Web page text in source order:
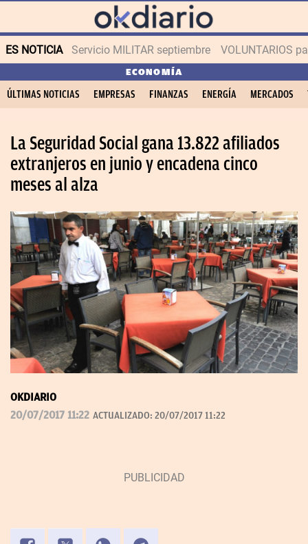
ES NOTICIA Servicio MILITAR septiembre VOLUNTARIOS
ECONOMÍA
ÚLTIMAS NOTICIAS EMPRESAS FINANZAS ENERGÍA MERCADOS
La Seguridad Social gana 13.822 afiliados
extranjeros en junio y encadena cinco
meses al alza
OKDIARIO
20/07/2017 11:22 ACTUALIZADO: 20/07/2017 11:22